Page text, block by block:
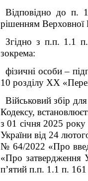
Відповідно до п.
рішенням Верховної
Згідно з п.п. 1.1
зокрема:
фізичні особи –
10 розділу XX
Військовий збір
Кодексу,
з 01 січня 2025
України від 24
№ 64/2022 «Про
«Про затвердження
п’ятий п.п. 1.1 п. 161